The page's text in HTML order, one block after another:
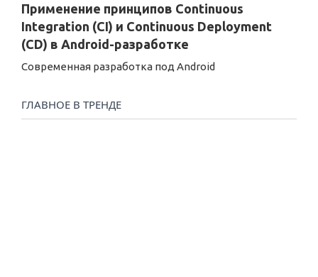
Применение принципов Continuous
Integration (CI) и Continuous Deployment
(CD) в Android-разработке
Современная разработка под Android
ГЛАВНОЕ В ТРЕНДЕ